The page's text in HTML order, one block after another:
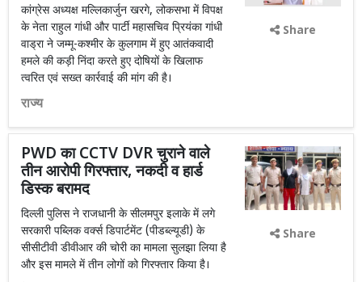
कांग्रेस अध्यक्ष मल्लिकार्जुन खरगे, लोकसभा में विपक्ष
के नेता राहुल गांधी और पार्टी महासचिव प्रियंका गांधी
वाड्रा ने जम्मू-कश्मीर के कुलगाम में हुए आतंकवादी
हमले की कड़ी निंदा करते हुए दोषियों के खिलाफ
त्वरित एवं सख्त कार्रवाई की मांग की है।
राज्य
Share
PWD का CCTV DVR चुराने वाले
तीन आरोपी गिरफ्तार, नकदी व हार्ड
डिस्क बरामद
दिल्ली पुलिस ने राजधानी के सीलमपुर इलाके में लगे
सरकारी पब्लिक वर्क्स डिपार्टमेंट (पीडब्ल्यूडी) के
सीसीटीवी डीवीआर की चोरी का मामला सुलझा लिया है
और इस मामले में तीन लोगों को गिरफ्तार किया है।
Share